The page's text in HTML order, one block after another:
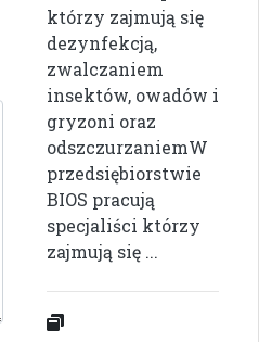
którzy zajmują się
dezynfekcją,
zwalczaniem
insektów, owadów i
gryzoni oraz
odszczurzaniemW
przedsiębiorstwie
BIOS pracują
specjaliści którzy
zajmują się ...